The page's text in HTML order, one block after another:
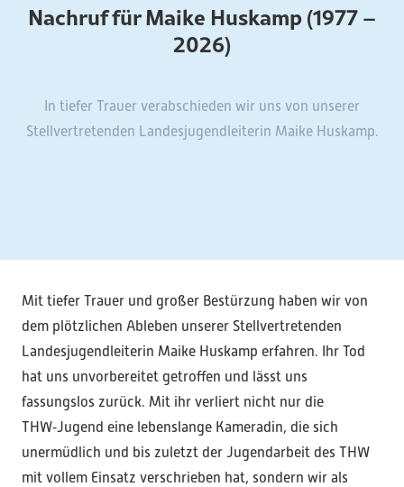
Nachruf für Maike Huskamp (1977 –
2026)
In tiefer Trauer verabschieden wir uns von unserer
Stellvertretenden Landesjugendleiterin Maike Huskamp.
Mit tiefer Trauer und großer Bestürzung haben wir von
dem plötzlichen Ableben unserer Stellvertretenden
Landesjugendleiterin Maike Huskamp erfahren. Ihr Tod
hat uns unvorbereitet getroffen und lässt uns
fassungslos zurück. Mit ihr verliert nicht nur die
THW‑Jugend eine lebenslange Kameradin, die sich
unermüdlich und bis zuletzt der Jugendarbeit des THW
mit vollem Einsatz verschrieben hat, sondern wir als